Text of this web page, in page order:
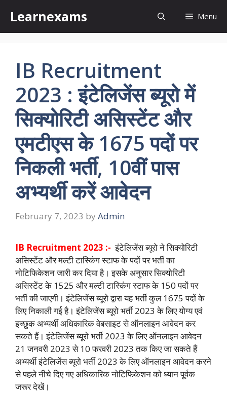
content
Learnexams Menu
IB Recruitment
2023 : इंटेलिजेंस ब्यूरो में
सिक्योरिटी असिस्टेंट और
एमटीएस के 1675 पदों पर
निकली भर्ती, 10वीं पास
अभ्यर्थी करें आवेदन
February 7, 2023 by Admin
IB Recruitment 2023 :- इंटेलिजेंस ब्यूरो ने सिक्योरिटी
असिस्टेंट और मल्टी टास्किंग स्टाफ के पदों पर भर्ती का
नोटिफिकेशन जारी कर दिया है। इसके अनुसार सिक्योरिटी
असिस्टेंट के 1525 और मल्टी टास्किंग स्टाफ के 150 पदों पर
भर्ती की जाएगी। इंटेलिजेंस ब्यूरो द्वारा यह भर्ती कुल 1675 पदों के
लिए निकाली गई है। इंटेलिजेंस ब्यूरो भर्ती 2023 के लिए योग्य एवं
इच्छुक अभ्यर्थी अधिकारिक वेबसाइट से ऑनलाइन आवेदन कर
सकते हैं। इंटेलिजेंस ब्यूरो भर्ती 2023 के लिए ऑनलाइन आवेदन
21 जनवरी 2023 से 10 फरवरी 2023 तक किए जा सकते हैं
अभ्यर्थी इंटेलिजेंस ब्यूरो भर्ती 2023 के लिए ऑनलाइन आवेदन करने
से पहले नीचे दिए गए अधिकारिक नोटिफिकेशन को ध्यान पूर्वक
जरूर देखें।